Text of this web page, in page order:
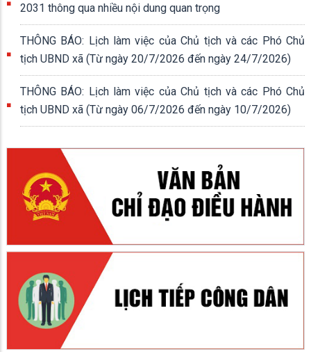
2031 thông qua nhiều nội dung quan trọng
THÔNG BÁO: Lịch làm việc của Chủ tịch và các Phó Chủ
tịch UBND xã (Từ ngày 20/7/2026 đến ngày 24/7/2026)
THÔNG BÁO: Lịch làm việc của Chủ tịch và các Phó Chủ
tịch UBND xã (Từ ngày 06/7/2026 đến ngày 10/7/2026)